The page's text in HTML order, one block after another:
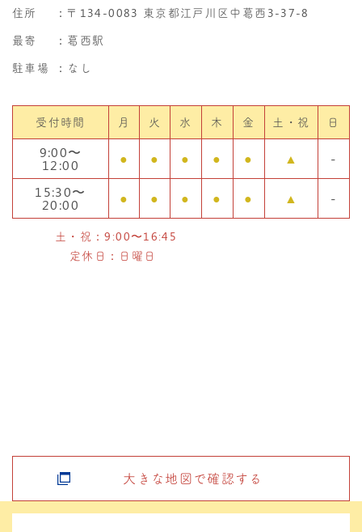
住所 ： 〒134-0083 東京都江戸川区中葛西3-37-8
最寄
：葛西駅
駐車場
：なし
受付時間 月 火 水 木 金 土・祝 日
9:00〜
12:00 ● ● ● ● ● ▲
-
15:30〜
20:00 ● ● ● ● ● ▲ -
土・祝：9:00〜16:45
定休日：日曜日
大きな地図で確認する